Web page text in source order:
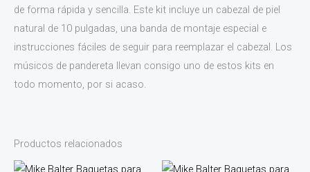
de forma rápida y sencilla. Este kit incluye un cabezal de piel
natural de 10 pulgadas, una banda de montaje especial e
instrucciones fáciles de seguir para reemplazar el cabezal. Los
músicos de pandereta llevan consigo uno de estos kits en
todo momento, por si acaso.
Productos relacionados